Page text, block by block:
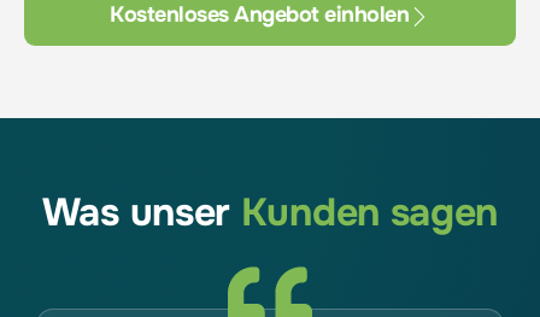
Kostenloses Angebot einholen
Was unser Kunden sagen